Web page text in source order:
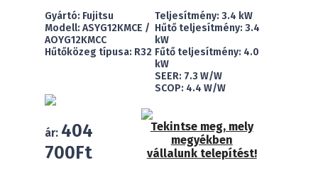
Gyártó: Fujitsu
Modell: ASYG12KMCE /
AOYG12KMCC
Hűtőközeg típusa: R32
Teljesítmény: 3.4 kW
Hűtő teljesítmény: 3.4
kW
Fűtő teljesítmény: 4.0
kW
SEER: 7.3 W/W
SCOP: 4.4 W/W
ár: 404
700Ft
Tekintse meg, mely
megyékben
vállalunk telepítést!